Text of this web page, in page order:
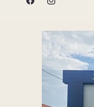
FacebookInstagram